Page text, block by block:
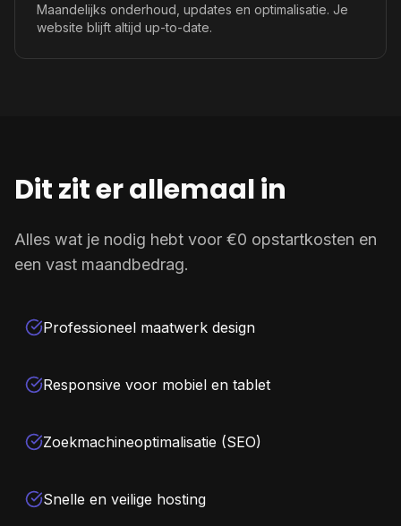
Maandelijks onderhoud, updates en optimalisatie. Je
website blijft altijd up-to-date.
Dit zit er allemaal in
Alles wat je nodig hebt voor €0 opstartkosten en
een vast maandbedrag.
Professioneel maatwerk design
Responsive voor mobiel en tablet
Zoekmachineoptimalisatie (SEO)
Snelle en veilige hosting